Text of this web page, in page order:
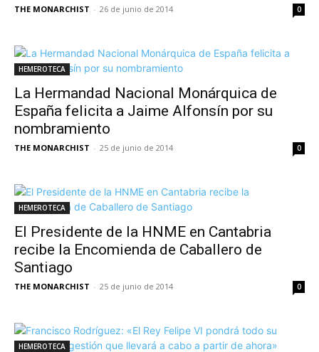
THE MONARCHIST - 26 de junio de 2014 0
HEMEROTECA
La Hermandad Nacional Monárquica de
España felicita a Jaime Alfonsín por su
nombramiento
THE MONARCHIST - 25 de junio de 2014 0
HEMEROTECA
El Presidente de la HNME en Cantabria
recibe la Encomienda de Caballero de
Santiago
THE MONARCHIST - 25 de junio de 2014 0
HEMEROTECA